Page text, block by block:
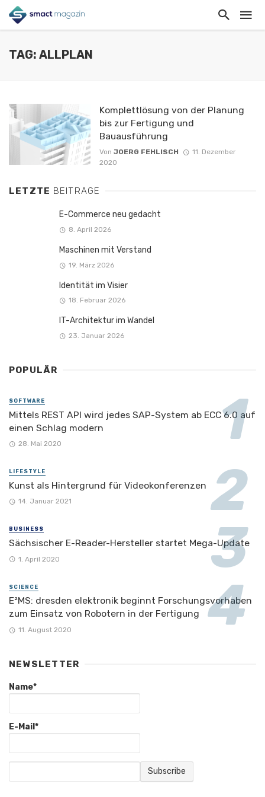
TAG: ALLPLAN
Komplettlösung von der Planung
bis zur Fertigung und
Bauausführung
Von JOERG FEHLISCH
11. Dezember
2020
LETZTE BEITRÄGE
E-Commerce neu gedacht
8. April 2026
Maschinen mit Verstand
19. März 2026
Identität im Visier
18. Februar 2026
IT-Architektur im Wandel
23. Januar 2026
POPULÄR
SOFTWARE
Mittels REST API wird jedes SAP-System ab ECC 6.0 auf
einen Schlag modern
28. Mai 2020
LIFESTYLE
Kunst als Hintergrund für Videokonferenzen
14. Januar 2021
BUSINESS
Sächsischer E-Reader-Hersteller startet Mega-Update
1. April 2020
SCIENCE
E²MS: dresden elektronik beginnt Forschungsvorhaben
zum Einsatz von Robotern in der Fertigung
11. August 2020
NEWSLETTER
Name*
E-Mail*